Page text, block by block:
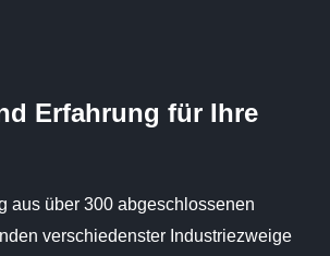
Erfahrung für Ihre
aus über 300 abgeschlossenen
verschiedenster Industriezweige